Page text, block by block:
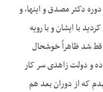
دکتر مصدق و اینها، و
با ایشان و با رویه
شد ظاهراً خوشحال
و دولت زاهدی سر کار
که از دوران بعد هم